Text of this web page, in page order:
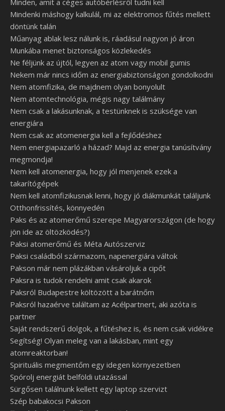
Minden, amit a céges autóbérlésről tudni kell
Mindenki máshogy kalkulál, mi az elektromos fűtés mellett
döntünk talán
Műanyag ablak lesz nálunk is, ráadásul nagyon jó áron
Munkába menet biztonságos közlekedés
Ne féljünk az újtól, legyen az atom vagy mobil gumis
Nekem már nincs időm az energiabiztonságon gondolkodni
Nem atomfizika, de majdnem olyan bonyolult
Nem atomtechnológia, mégis nagy találmány
Nem csak a lakásunknak, a testünknek is szüksége van
energiára
Nem csak az atomenergia kell a fejlődéshez
Nem energiapazarló a házad? Majd az energia tanúsítvány
megmondja!
Nem kell atomenergia, hogy jól menjenek ezek a
takarítógépek
Nem kell atomfizikusnak lenni, hogy jó diákmunkát találjunk
Otthonfrissítés, könnyedén
Paks és az atomerőmű szerepe Magyarországon (de hogy
jön ide az öltözködés?)
Paksi atomerőmű és Méta Autószerviz
Paksi családból származom, napenergiára váltok
Pakson már nem plázákban vásároljuk a cipőt
Paksra is tudok rendelni amit csak akarok
Paksról Budapestre költözött a barátnőm
Paksról hazaérve találtam az Acélpartnert, aki azóta is
partner
Saját rendszerű dolgok, a fűtéshez is, és nem csak vidékre
Segítség! Olyan meleg van a lakásban, mint egy
atomreaktorban!
Spirituális megmentőm egy idegen környezetben
Spórolj energiát belföldi utazással
Sürgősen találnunk kellett egy laptop szervizt
Szép babakocsi Pakson